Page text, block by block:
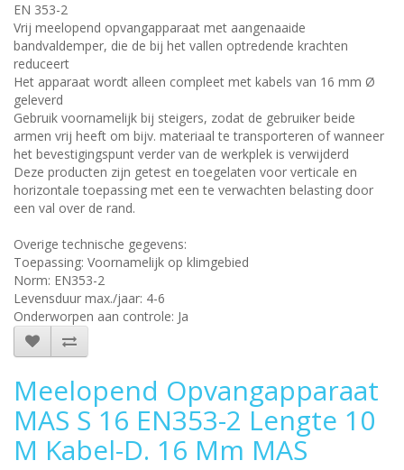
EN 353-2
Vrij meelopend opvangapparaat met aangenaaide
bandvaldemper, die de bij het vallen optredende krachten
reduceert
Het apparaat wordt alleen compleet met kabels van 16 mm Ø
geleverd
Gebruik voornamelijk bij steigers, zodat de gebruiker beide
armen vrij heeft om bijv. materiaal te transporteren of wanneer
het bevestigingspunt verder van de werkplek is verwijderd
Deze producten zijn getest en toegelaten voor verticale en
horizontale toepassing met een te verwachten belasting door
een val over de rand.
Overige technische gegevens:
Toepassing: Voornamelijk op klimgebied
Norm: EN353-2
Levensduur max./jaar: 4-6
Onderworpen aan controle: Ja
Meelopend Opvangapparaat
MAS S 16 EN353-2 Lengte 10
M Kabel-D. 16 Mm MAS